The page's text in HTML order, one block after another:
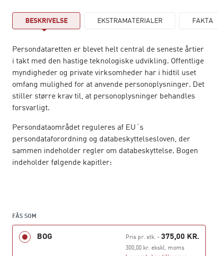
BESKRIVELSE EKSTRAMATERIALER FAKTA
Persondataretten er blevet helt central de seneste årtier
i takt med den hastige teknologiske udvikling. Offentlige
myndigheder og private virksomheder har i hidtil uset
omfang mulighed for at anvende personoplysninger. Det
stiller større krav til, at personoplysninger behandles
forsvarligt.
Persondataområdet reguleres af EU´s
persondataforordning og databeskyttelsesloven, der
sammen indeholder regler om databeskyttelse. Bogen
indeholder følgende kapitler:
Den registreredes rettigheder
Datasikkerhed – beskyttelse af personoplysninger
FÅS SOM
BOG Pris pr. stk.- 375,00 KR.
300,00 kr. ekskl. moms